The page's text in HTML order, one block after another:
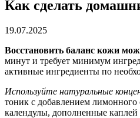
Как сделать
19.07.2025
Восстановить баланс кожи
минут и требует минимум
активные ингредиенты по
Используйте натуральные
тоник с добавлением
календулы, дополненные каплей